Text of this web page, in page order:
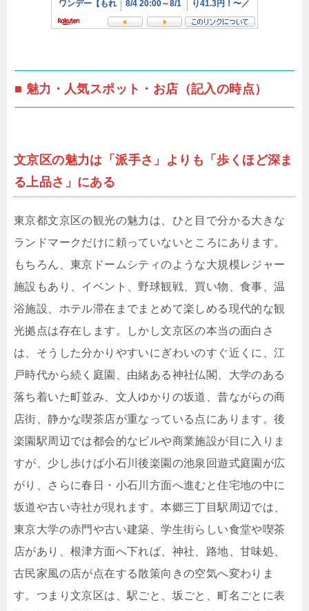
■ 魅力・人気スポット・お店（記入の時点）
文京区の魅力は「派手さ」よりも「歩くほど深ま
る上品さ」にある
東京都文京区の観光の魅力は、ひと目で分かる大きな
ランドマークだけに頼っていないところにあります。
もちろん、東京ドームシティのような大規模レジャー
施設もあり、イベント、野球観戦、買い物、食事、温
浴施設、ホテル滞在までまとめて楽しめる現代的な観
光拠点は存在します。しかし文京区の本当の面白さ
は、そうした分かりやすいにぎわいのすぐ近くに、江
戸時代から続く庭園、由緒ある神社仏閣、大学のある
落ち着いた町並み、文人ゆかりの坂道、昔ながらの商
店街、静かな喫茶店が重なっている点にあります。後
楽園駅周辺では都会的なビルや商業施設が目に入りま
すが、少し歩けば小石川後楽園の池泉回遊式庭園が広
がり、さらに春日・小石川方面へ進むと住宅地の中に
坂道や古い寺社が現れます。本郷三丁目駅周辺では、
東京大学の赤門や古い建築、学生街らしい食堂や喫茶
店があり、根津方面へ下れば、神社、路地、甘味処、
古民家風の店が点在する散策向きの空気へ変わりま
す。つまり文京区は、駅ごと、坂ごと、町名ごとに表